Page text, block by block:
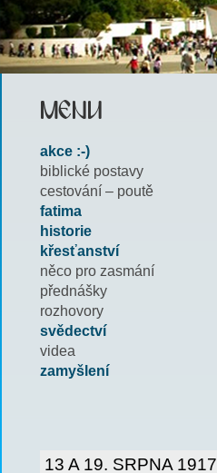
MENU
akce :-)
biblické postavy
cestování – poutě
fatima
historie
křesťanství
něco pro zasmání
přednášky
rozhovory
svědectví
videa
zamyšlení
13 A 19. SRPNA 1917